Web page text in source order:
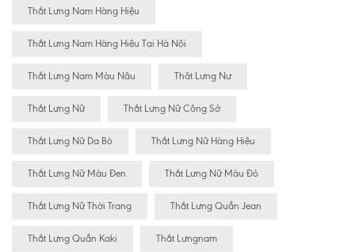
Thắt Lưng Nam Hàng Hiệu
Thắt Lưng Nam Hàng Hiệu Tại Hà Nội
Thắt Lưng Nam Màu Nâu Thăt Lưng Nư
Thắt Lưng Nữ Thắt Lưng Nữ Công Sở
Thắt Lưng Nữ Da Bò Thắt Lưng Nữ Hàng Hiệu
Thắt Lưng Nữ Màu Đen Thắt Lưng Nữ Màu Đỏ
Thắt Lưng Nữ Thời Trang Thắt Lưng Quần Jean
Thắt Lưng Quần Kaki Thắt Lưngnam